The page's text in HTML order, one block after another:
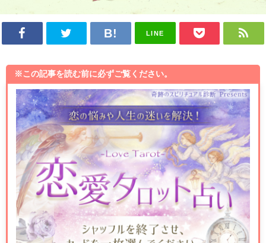
LINE
※この記事を読む前に必ずご覧ください。